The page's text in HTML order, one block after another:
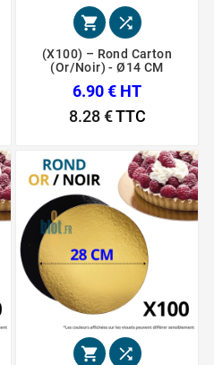
 
(X100) – Rond Carton
(Or/Noir) - Ø14 CM
6.90 € HT
8.28 €TTC
 